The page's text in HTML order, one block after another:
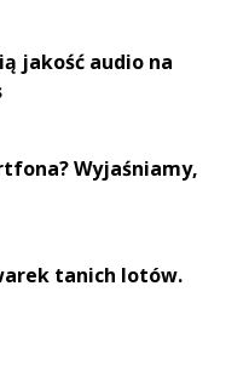
jakość audio na
Wyjaśniamy,
tanich lotów.